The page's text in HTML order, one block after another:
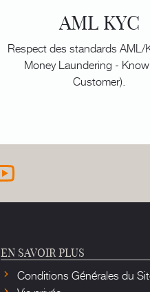
AML KYC
Respect des standards AML/
Money Laundering -
Customer).
EN SAVOIR PLUS
Conditions Générales du